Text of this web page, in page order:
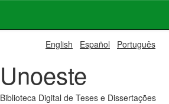
English Español Português
Unoeste
Biblioteca Digital de Teses e Dissertações